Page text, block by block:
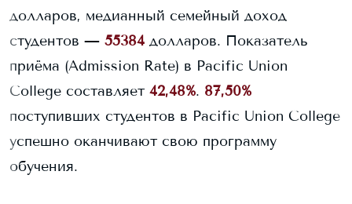
долларов, медианный семейный доход
студентов — 55384 долларов. Показатель
приёма (Admission Rate) в Pacific Union
College составляет 42,48%. 87,50%
поступивших студентов в Pacific Union College
успешно оканчивают свою программу
обучения.